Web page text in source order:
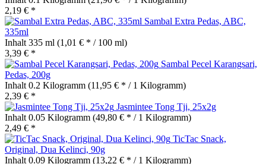
2,19 € *
Sambal Extra Pedas, ABC,
335ml
Inhalt 335 ml (1,01 € * / 100 ml)
3,39 € *
Sambal Pecel Karangsari,
Pedas, 200g
Inhalt 0.2 Kilogramm (11,95 € * / 1 Kilogramm)
2,39 € *
Jasmintee Tong Tji, 25x2g
Inhalt 0.05 Kilogramm (49,80 € * / 1 Kilogramm)
2,49 € *
TicTac Snack,
Original, Dua Kelinci, 90g
Inhalt 0.09 Kilogramm (13,22 € * / 1 Kilogramm)